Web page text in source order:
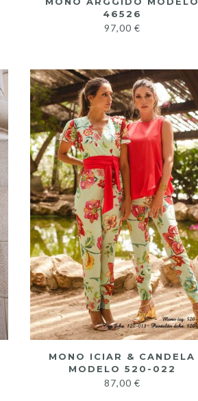
46526
97,00 €
MONO ICIAR & CANDELA
MODELO 520-022
87,00 €